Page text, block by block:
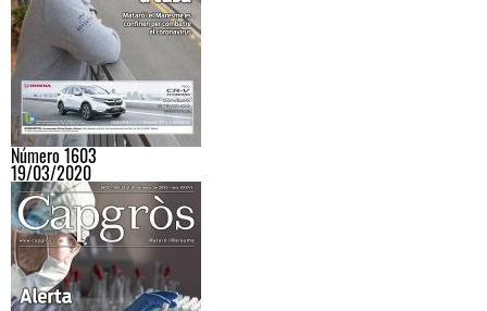
Número 1603
19/03/2020